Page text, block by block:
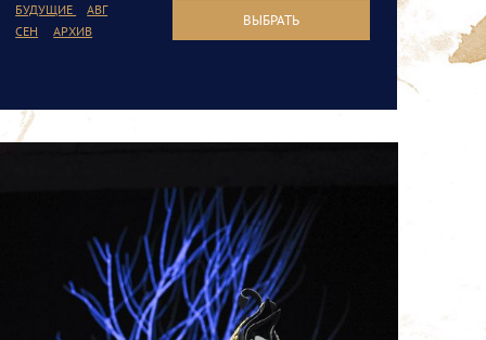
БУДУЩИЕ
АВГ
СЕН
АРХИВ
ВЫБРАТЬ